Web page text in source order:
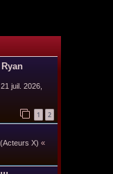
21 juil. 2026,
1 2
X) «